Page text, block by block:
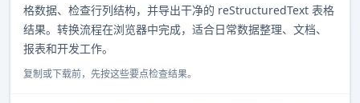
格数据、检查行列结构，并导出干净的 reStructuredText 表格
结果。转换流程在浏览器中完成，适合日常数据整理、文档、
报表和开发工作。
复制或下载前，先按这些要点检查结果。